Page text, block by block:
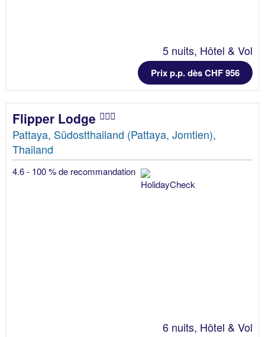
5 nuits, Hôtel & Vol
Prix p.p. dès CHF 956
Flipper Lodge
Pattaya, Südostthailand (Pattaya, Jomtien),
Thailand
4.6 - 100 % de recommandation
6 nuits, Hôtel & Vol